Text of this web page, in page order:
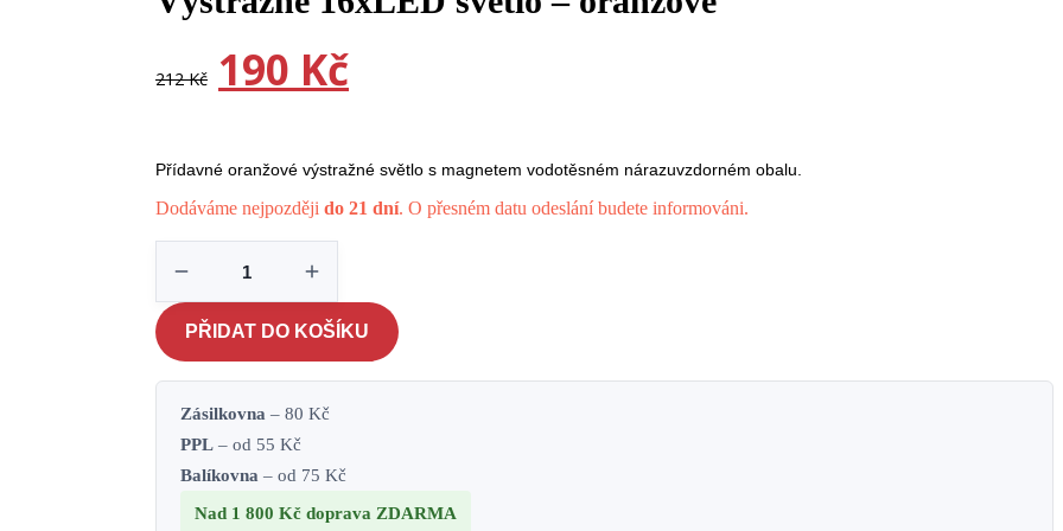
212Kč Původní
cena
byla:
190 KčAktuální
cena
je:
Přídavné oranžové výstražné světlo s magnetem vodotěsném nárazuvzdorném obalu.
Dodáváme nejpozdějido 21 dní. O přesném datu odeslání budete informováni.
16xLED
světlo
-
oranžové
množství
PŘIDAT DO KOŠÍKU
Zásilkovna – 80 Kč
PPL – od 55 Kč
Balíkovna – od 75 Kč
Nad 1 800 Kčdoprava ZDARMA